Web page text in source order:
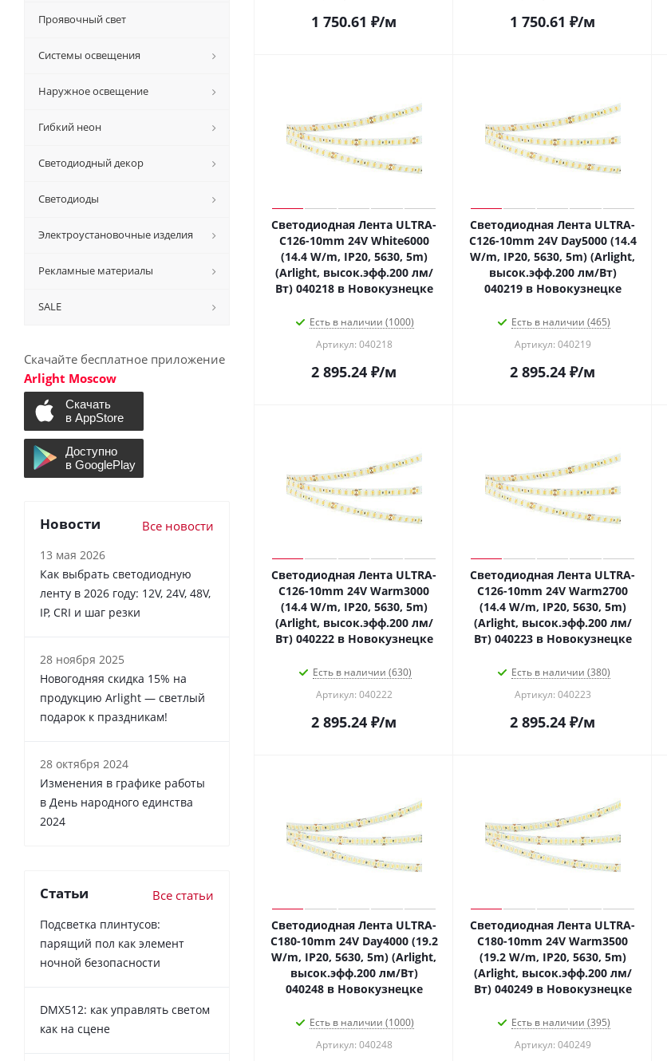
1 750.61 ₽/м 1 750.61 ₽/м
Светодиодная Лента ULTRA-
C126-10mm 24V White6000
(14.4 W/m, IP20, 5630, 5m)
(Arlight, высок.эфф.200 лм/
Вт) 040218 в Новокузнецке
Есть в наличии (1000)
Артикул: 040218
2 895.24 ₽/м
Светодиодная Лента ULTRA-
C126-10mm 24V Day5000 (14.4
W/m, IP20, 5630, 5m) (Arlight,
высок.эфф.200 лм/Вт)
040219 в Новокузнецке
Есть в наличии (465)
Артикул: 040219
2 895.24 ₽/м
Светодиодная Лента ULTRA-
C126-10mm 24V Warm3000
(14.4 W/m, IP20, 5630, 5m)
(Arlight, высок.эфф.200 лм/
Вт) 040222 в Новокузнецке
Есть в наличии (630)
Артикул: 040222
2 895.24 ₽/м
Светодиодная Лента ULTRA-
C126-10mm 24V Warm2700
(14.4 W/m, IP20, 5630, 5m)
(Arlight, высок.эфф.200 лм/
Вт) 040223 в Новокузнецке
Есть в наличии (380)
Артикул: 040223
2 895.24 ₽/м
Светодиодная Лента ULTRA-
C180-10mm 24V Day4000 (19.2
W/m, IP20, 5630, 5m) (Arlight,
высок.эфф.200 лм/Вт)
040248 в Новокузнецке
Есть в наличии (1000)
Артикул: 040248
Светодиодная Лента ULTRA-
C180-10mm 24V Warm3500
(19.2 W/m, IP20, 5630, 5m)
(Arlight, высок.эфф.200 лм/
Вт) 040249 в Новокузнецке
Есть в наличии (395)
Артикул: 040249
Проявочный свет
Системы освещения
Наружное освещение
Гибкий неон
Светодиодный декор
Светодиоды
Электроустановочные изделия
Рекламные материалы
SALE
Скачайте бесплатное приложение
Arlight Moscow
Новости Все новости
13 мая 2026
Как выбрать светодиодную
ленту в 2026 году: 12V, 24V, 48V,
IP, CRI и шаг резки
28 ноября 2025
Новогодняя скидка 15% на
продукцию Arlight — светлый
подарок к праздникам!
28 октября 2024
Изменения в графике работы
в День народного единства
2024
Статьи Все статьи
Подсветка плинтусов:
парящий пол как элемент
ночной безопасности
DMX512: как управлять светом
как на сцене